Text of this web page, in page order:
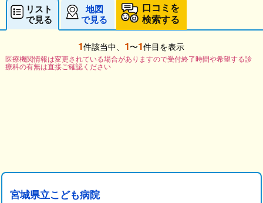
リスト
で見る
地図
で見る
口コミを
検索する
1件該当中、 1〜1件目を表示
医療機関情報は変更されている場合がありますので受付終了時間や希望する診
療科の有無は直接ご確認ください
宮城県立こども病院